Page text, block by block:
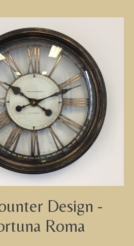
Design -
Roma